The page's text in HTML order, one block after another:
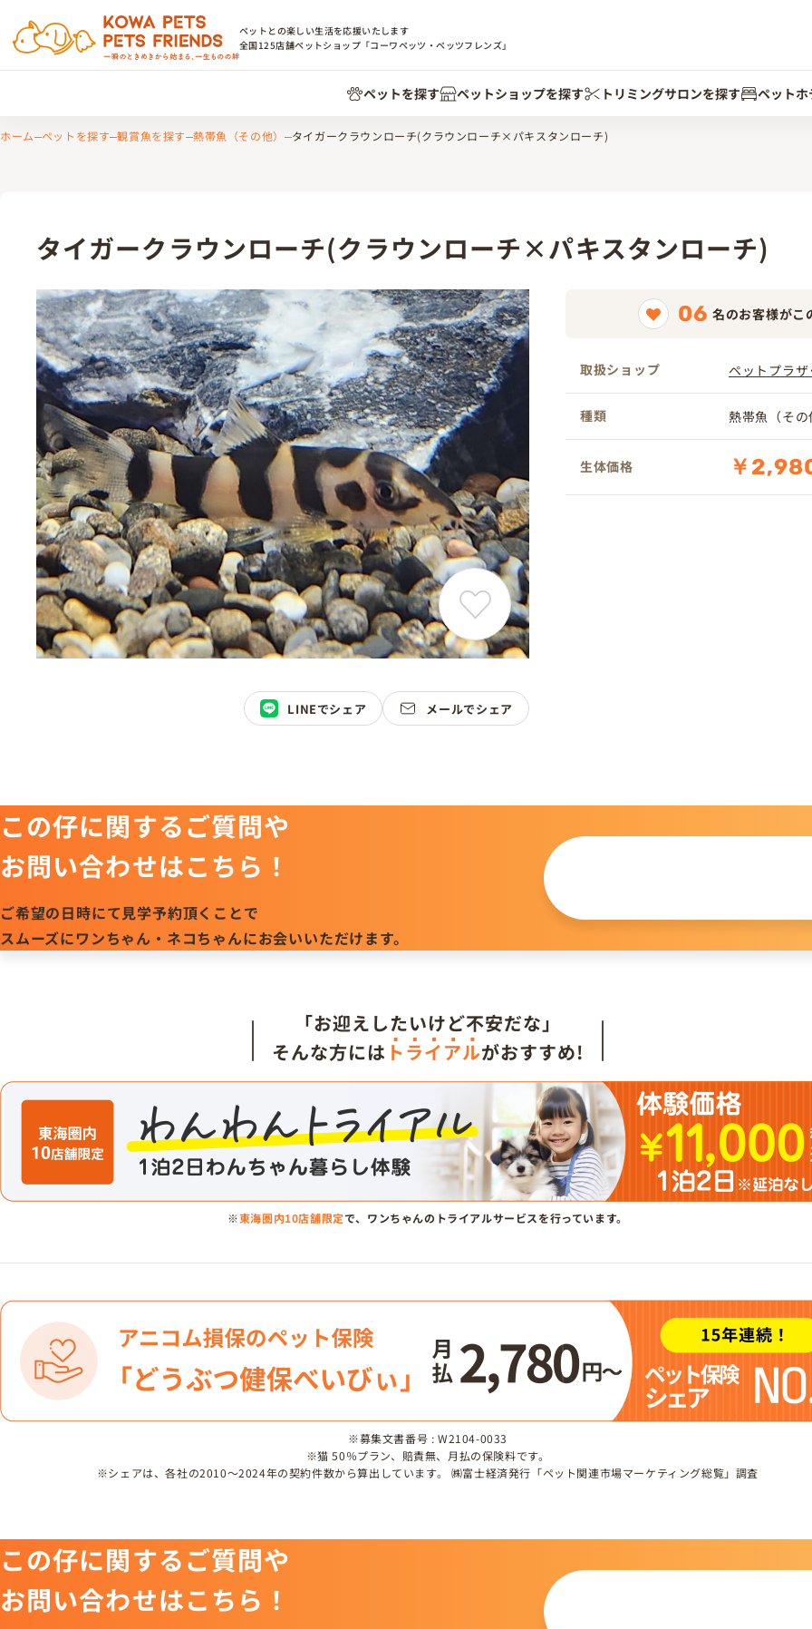
ペットとの楽しい生活を応援いたします
全国125店舗ペットショップ「コーワペッツ・ペッツフレンズ」
ペットを探す ペットショップを探す トリミングサロンを探す ペット
ホーム ペットを探す 観賞魚を探す 熱帯魚（その他） タイガークラウンローチ(クラウンローチ×パキスタンローチ)
タイガークラウンローチ(クラウンローチ×パキスタンローチ)
06 名のお客様がこ
取扱ショップ ペットプラ
種類 熱帯魚（その
生体価格 ￥
LINEでシェア メールでシェア
この仔に関するご質問や
お問い合わせはこちら！
ご希望の日時にて見学予約頂くことで
スムーズにワンちゃん・ネコちゃんにお会いいただけます。
「お迎えしたいけど不安だな」
そんな方には トライアルがおすすめ!
※東海圏内10店舗限定で、ワンちゃんのトライアルサービスを行っています。
※募集文書番号 : W2104-0033
※猫 50％プラン、賠責無、月払の保険料です。
※シェアは、各社の2010～2024年の契約件数から算出しています。 ㈱富士経済発行「ペット関連市場マーケティング総覧」調査
この仔に関するご質問や
お問い合わせはこちら！